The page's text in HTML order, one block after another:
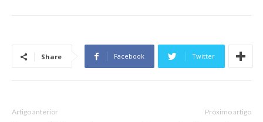
Share Facebook Twitter
Artigo anterior Próximo artigo